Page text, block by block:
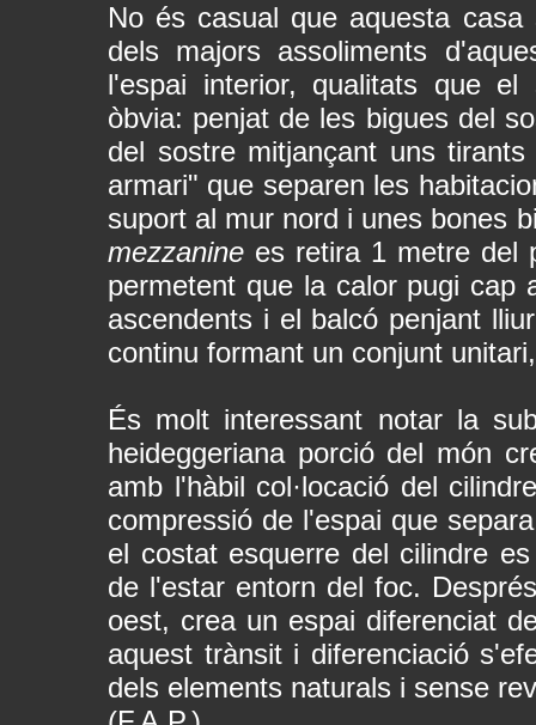
No és casual que aquesta casa
dels majors assoliments
l'espai interior, qualitats que
òbvia: penjat de les bigues del
del sostre mitjançant uns
armari" que separen les
suport al mur nord i unes bones
mezzanine es retira 1 metre del
permetent que la calor pugi cap
ascendents i el balcó penjant
continu formant un conjunt
És molt interessant notar la
heideggeriana porció del món
amb l'hàbil col·locació del
compressió de l'espai que
el costat esquerre del cilindre
de l'estar entorn del foc.
oest, crea un espai diferenciat
aquest trànsit i diferenciació
dels elements naturals i sense